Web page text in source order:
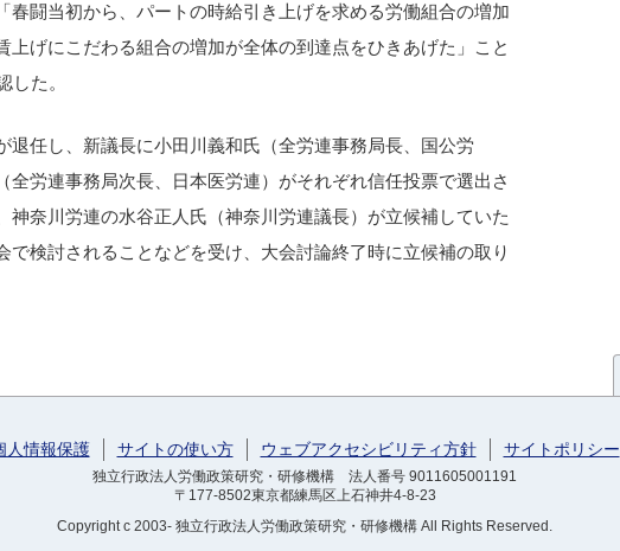
春闘当初から、パートの時給引き上げを求める労働組合の増加
上げにこだわる組合の増加が全体の到達点をひきあげた」こと
した。
退任し、新議長に小田川義和氏（全労連事務局長、国公労
全労連事務局次長、日本医労連）がそれぞれ信任投票で選出さ
神奈川労連の水谷正人氏（神奈川労連議長）が立候補していた
で検討されることなどを受け、大会討論終了時に立候補の取り
人情報保護 サイトの使い方 ウェブアクセシビリティ方針 サイトポリシー
独立行政法人労働政策研究・研修機構 法人番号 9011605001191
〒177-8502東京都練馬区上石神井4-8-23
Copyright c 2003- 独立行政法人労働政策研究・研修機構 All Rights Reserved.